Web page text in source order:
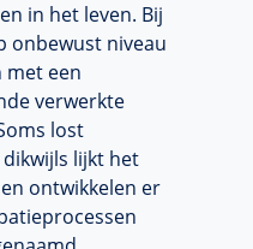
in het leven. Bij
onbewust niveau
met een
verwerkte
lost
lijkt het
ontwikkelen er